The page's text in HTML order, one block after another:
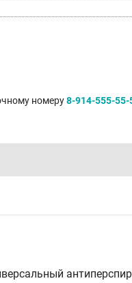
номеру8-914-555-55-